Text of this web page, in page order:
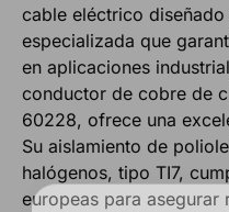
cable eléctrico
especializada que
en aplicaciones
conductor de cobre de
60228, ofrece una
Su aislamiento de
halógenos, tipo TI7,
europeas para asegurar